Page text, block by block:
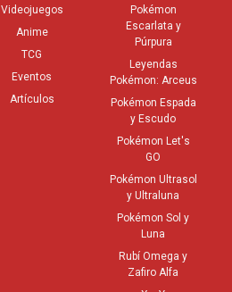
Videojuegos
Anime
TCG
Eventos
Artículos
Pokémon
Escarlata y
Púrpura
Leyendas
Pokémon: Arceus
Pokémon Espada
y Escudo
Pokémon Let's
GO
Pokémon Ultrasol
y Ultraluna
Pokémon Sol y
Luna
Rubí Omega y
Zafiro Alfa